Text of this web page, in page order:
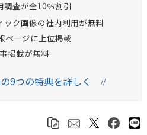
調査が全10％割引
ック画像の社内利用が無料
ページに上位掲載
掲載が無料
9つの特典を詳しく //